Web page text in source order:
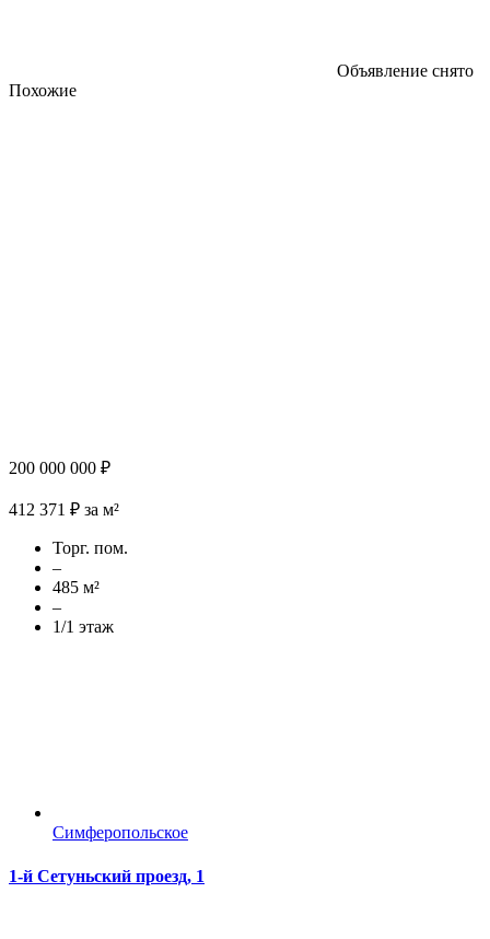
Объявление снято
Похожие
200 000 000 ₽
412 371 ₽ за м²
Торг. пом.
–
485 м²
–
1/1 этаж
Симферопольское
1-й Сетуньский проезд, 1